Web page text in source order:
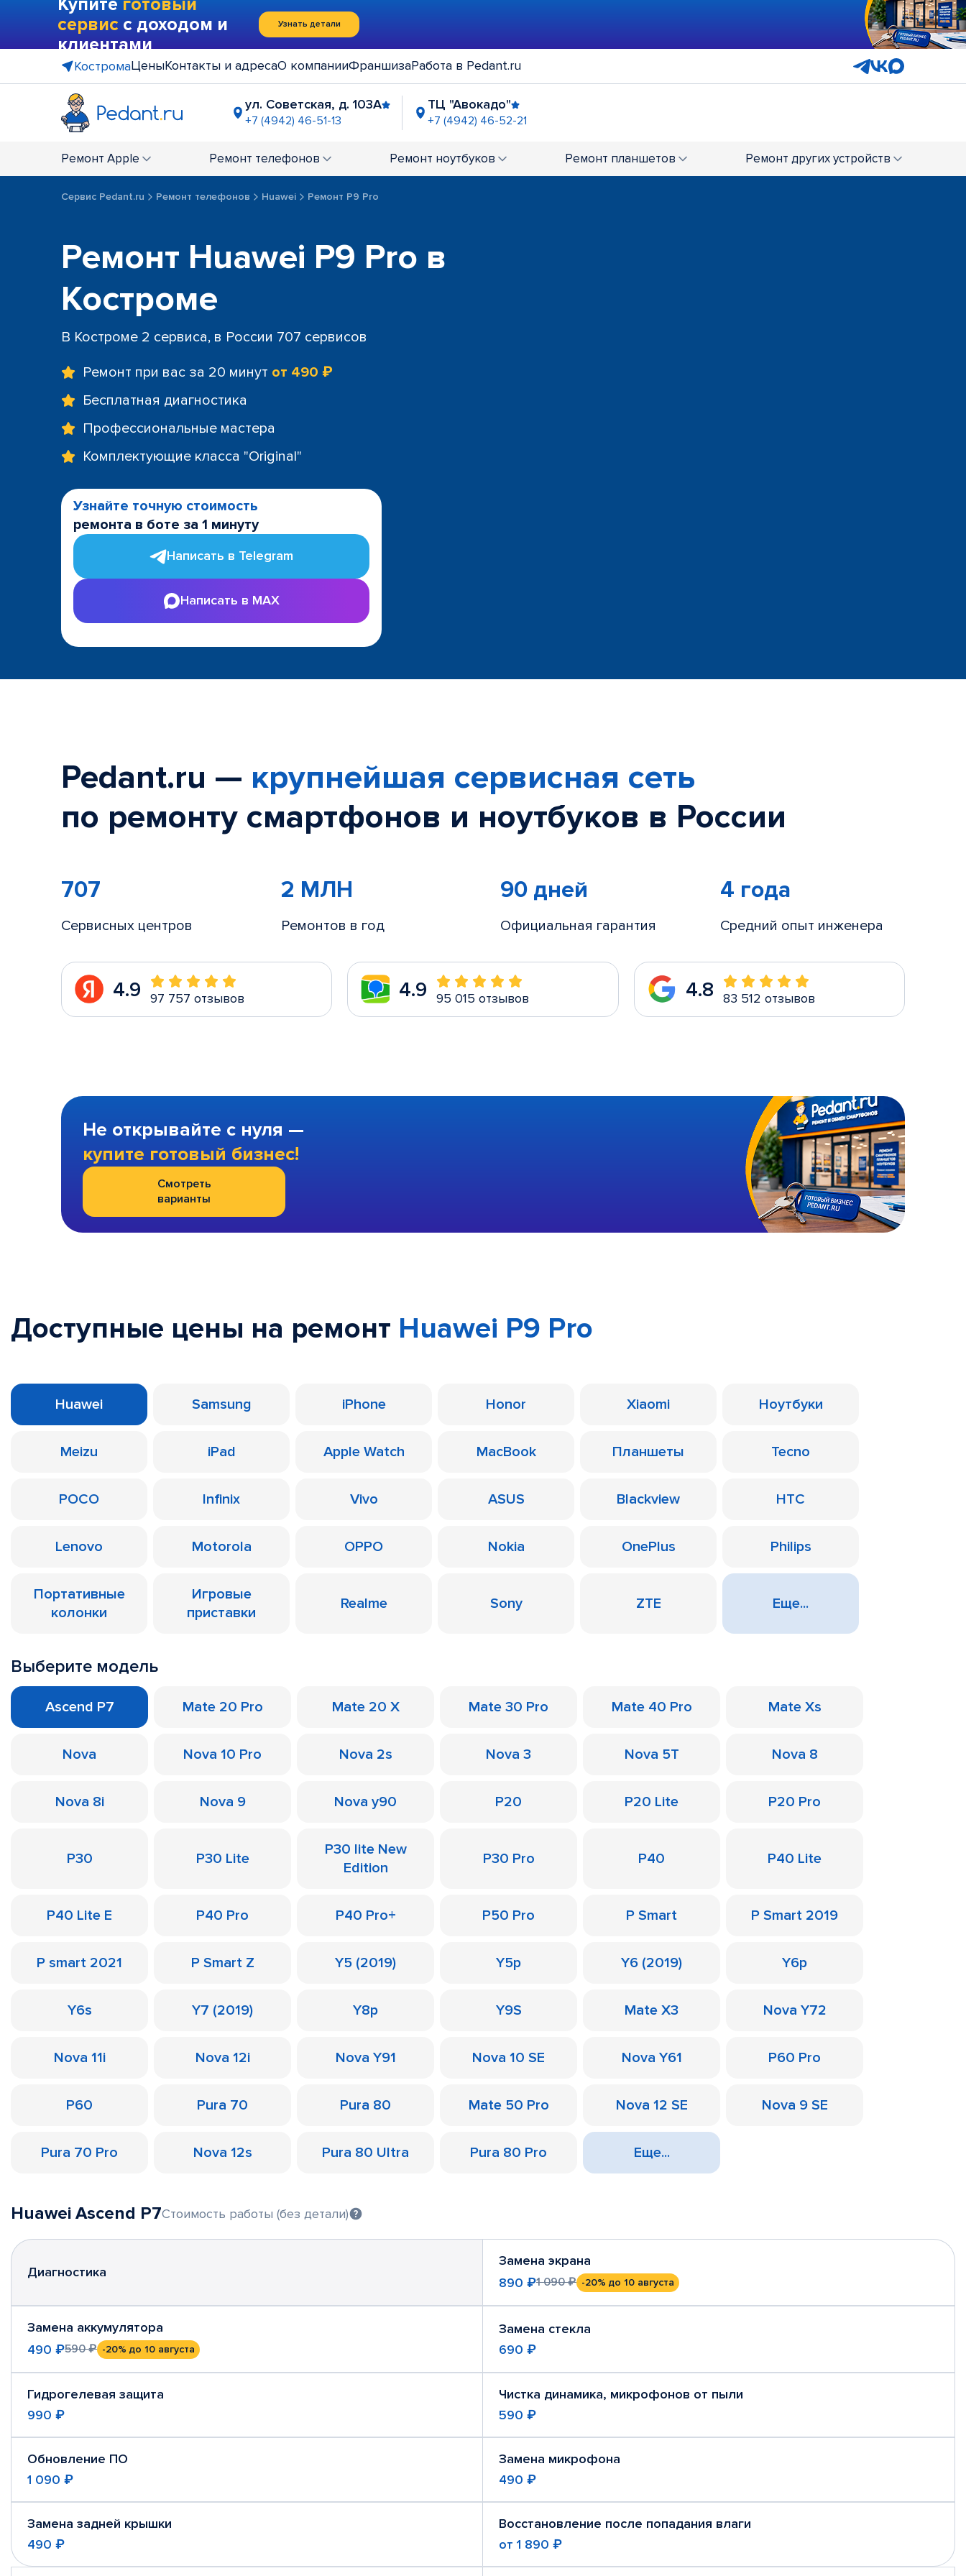
Купите готовый
сервис с доходом и
клиентами
Узнать детали
КостромаЦеныКонтакты и адресаО компанииФраншизаРабота в Pedant.ru
ул. Советская, д. 103А
+7 (4942) 46-51-13
ТЦ "Авокадо"
+7 (4942) 46-52-21
Ремонт Apple Ремонт телефонов Ремонт ноутбуков Ремонт планшетов Ремонт других устройств
Сервис Pedant.ru Ремонт телефонов Huawei Ремонт P9 Pro
Ремонт Huawei P9 Pro в
Костроме
В Костроме 2 сервиса, в России 707 сервисов
Ремонт при вас за 20 минут от 490 ₽
Бесплатная диагностика
Профессиональные мастера
Комплектующие класса "Original"
Узнайте точную стоимость
ремонта в боте за 1 минуту
Написать в Telegram
Написать в MAX
Pedant.ru — крупнейшая сервисная сеть
по ремонту смартфонов и ноутбуков в России
707
Сервисных центров
2 МЛН
Ремонтов в год
90 дней
Официальная гарантия
4 года
Средний опыт инженера
4.9 97 757 отзывов 4.9 95 015 отзывов 4.8 83 512 отзывов
Не открывайте с нуля —
купите готовый бизнес!
Смотреть
варианты
Доступные цены на ремонт Huawei P9 Pro
Huawei Samsung iPhone Honor Xiaomi Ноутбуки
Meizu iPad Apple Watch MacBook Планшеты Tecno
POCO Infinix Vivo ASUS Blackview HTC
Lenovo Motorola OPPO Nokia OnePlus Philips
Портативные
колонки
Игровые
приставки
Realme Sony ZTE Еще...
Выберите модель
Ascend P7 Mate 20 Pro Mate 20 X Mate 30 Pro Mate 40 Pro Mate Xs
Nova Nova 10 Pro Nova 2s Nova 3 Nova 5T Nova 8
Nova 8i Nova 9 Nova y90 P20 P20 Lite P20 Pro
P30 P30 Lite
P30 lite New
Edition
P30 Pro P40 P40 Lite
P40 Lite E P40 Pro P40 Pro+ P50 Pro P Smart P Smart 2019
P smart 2021 P Smart Z Y5 (2019) Y5p Y6 (2019) Y6p
Y6s Y7 (2019) Y8p Y9S Mate X3 Nova Y72
Nova 11i Nova 12i Nova Y91 Nova 10 SE Nova Y61 P60 Pro
P60 Pura 70 Pura 80 Mate 50 Pro Nova 12 SE Nova 9 SE
Pura 70 Pro Nova 12s Pura 80 Ultra Pura 80 Pro Еще...
Huawei Ascend P7Стоимость работы (без детали)
Диагностика
Замена экрана
890 ₽1 090 ₽ -20% до 10 августа
Замена аккумулятора
490 ₽590 ₽ -20% до 10 августа
Замена стекла
690 ₽
Гидрогелевая защита
990 ₽
Чистка динамика, микрофонов от пыли
590 ₽
Обновление ПО
1 090 ₽
Замена микрофона
490 ₽
Замена задней крышки
490 ₽
Восстановление после попадания влаги
от 1 890 ₽